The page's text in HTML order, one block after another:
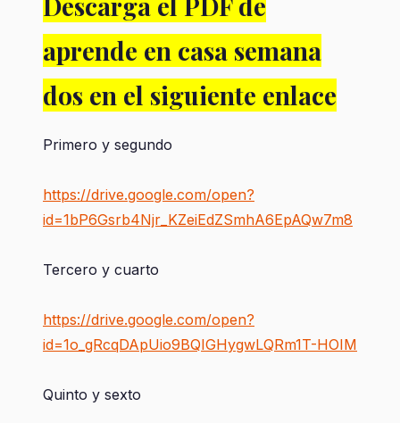
aprende en casa semana
dos en el siguiente enlace
Primero y segundo
https://drive.google.com/open?
id=1bP6Gsrb4Njr_KZeiEdZSmhA6EpAQw7m8
Tercero y cuarto
https://drive.google.com/open?
id=1o_gRcqDApUio9BQIGHygwLQRm1T-HOIM
Quinto y sexto